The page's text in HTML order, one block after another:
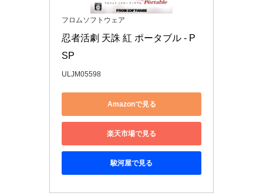
フロムソフトウェア
忍者活劇 天誅 紅 ポータブル - P
SP
ULJM05598
Amazonで見る
楽天市場で見る
駿河屋で見る